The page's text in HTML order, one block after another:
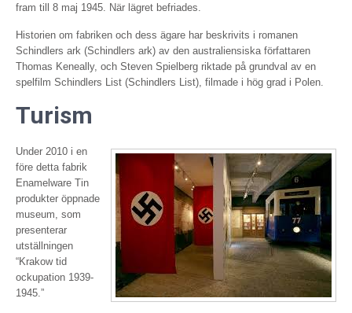
fram till 8 maj 1945. När lägret befriades.
Historien om fabriken och dess ägare har beskrivits i romanen
Schindlers ark (Schindlers ark) av den australiensiska författaren
Thomas Keneally, och Steven Spielberg riktade på grundval av en
spelfilm Schindlers List (Schindlers List), filmade i hög grad i Polen.
Turism
Under 2010 i en
före detta fabrik
Enamelware Tin
produkter öppnade
museum, som
presenterar
utställningen
“Krakow tid
ockupation 1939-
1945.”